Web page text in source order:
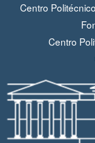
Centro
Centro